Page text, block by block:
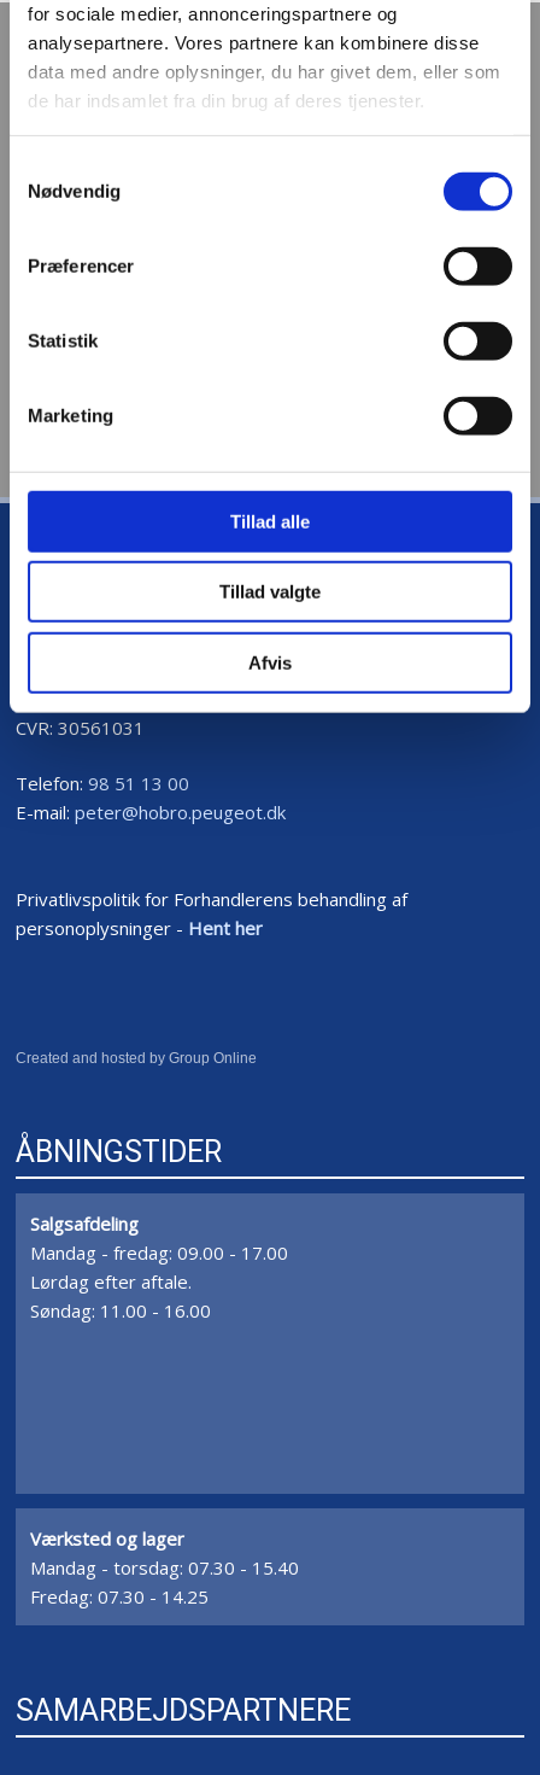
for sociale medier, annonceringspartnere og
analysepartnere. Vores partnere kan kombinere disse
data med andre oplysninger, du har givet dem, eller som
de har indsamlet fra din brug af deres tjenester.
Nødvendig
Præferencer
Statistik
Marketing
Tillad alle
Tillad valgte
Afvis
Mangler du en ny bil?​
FIRMAINFO
PETER ØSTERGAARD ApS
Smedevej 3
CVR: 30561031
Telefon: 98 51 13 00
E-mail: peter@hobro.peugeot.dk​
Privatlivspolitik for Forhandlerens behandling af
personoplysninger - Hent her
Created and hosted by Group Online
ÅBNINGSTIDER
Salgsafdeling
Mandag - fredag: 09.00 - 17.00
Lørdag efter aftale.
Søndag: 11.00 - 16.00
Værksted og lager
​Mandag - torsdag: 07.30 - 15.40
Fredag: 07.30 - 14.25​
SAMARBEJDSPARTNERE